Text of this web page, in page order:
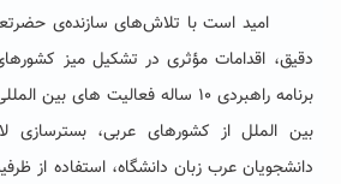
امید است با تلاش‌های سازنده‌ی
دقیق، اقدامات مؤثری در تشکیل میز
برنامه راهبردی ۱۰ ساله فعالیت
بین الملل از کشورهای عربی، بسترسازی
دانشجویان عرب زبان دانشگاه، استفاده از